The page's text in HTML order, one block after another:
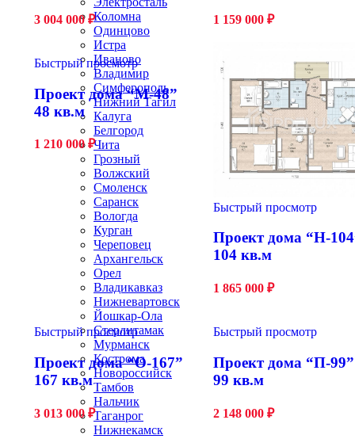
Коломна
Одинцово
Истра
Иваново
Владимир
Симферополь
Нижний Тагил
Калуга
Белгород
Чита
Грозный
Волжский
Смоленск
Саранск
Вологда
Курган
Череповец
Архангельск
Орел
Владикавказ
Нижневартовск
Йошкар-Ола
Стерлитамак
Мурманск
Кострома
Новороссийск
Тамбов
Нальчик
Таганрог
Нижнекамск
3 004 000₽ 1 159 000 ₽
Быстрый просмотр
Проект дома “М-48”
48 кв.м
1 210 000₽
Быстрый просмотр
Проект дома “Н-
104 кв.м
1 865 000 ₽
Быстрый просмотр
Проект дома “О-167”
167 кв.м
3 013 000₽
Быстрый просмотр
Проект дома “П-99”
99 кв.м
2 148 000 ₽